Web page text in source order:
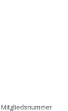
Mitgliedsnummer